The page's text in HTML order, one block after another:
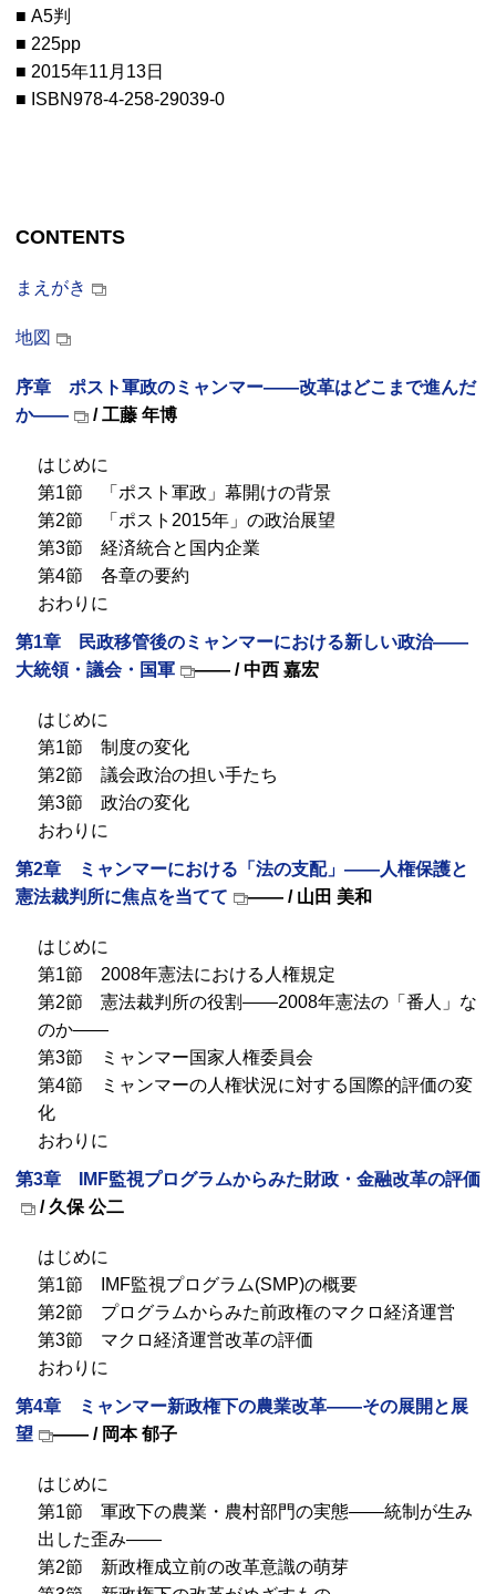
■ A5判
■ 225pp
■ 2015年11月13日
■ ISBN978-4-258-29039-0
CONTENTS
まえがき
地図
序章 ポスト軍政のミャンマー――改革はどこまで進んだ
か――
/ 工藤 年博
はじめに
第1節 「ポスト軍政」幕開けの背景
第2節 「ポスト2015年」の政治展望
第3節 経済統合と国内企業
第4節 各章の要約
おわりに
第1章 民政移管後のミャンマーにおける新しい政治――
大統領・議会・国軍
―― / 中西 嘉宏
はじめに
第1節 制度の変化
第2節 議会政治の担い手たち
第3節 政治の変化
おわりに
第2章 ミャンマーにおける「法の支配」――人権保護と
憲法裁判所に焦点を当てて
―― / 山田 美和
はじめに
第1節 2008年憲法における人権規定
第2節 憲法裁判所の役割――2008年憲法の「番人」な
のか――
第3節 ミャンマー国家人権委員会
第4節 ミャンマーの人権状況に対する国際的評価の変
化
おわりに
第3章 IMF監視プログラムからみた財政・金融改革の評価
/ 久保 公二
はじめに
第1節
IMF監視プログラム(SMP)の概要
第2節 プログラムからみた前政権のマクロ経済運営
第3節 マクロ経済運営改革の評価
おわりに
第4章 ミャンマー新政権下の農業改革――その展開と展
望
―― / 岡本 郁子
はじめに
第1節 軍政下の農業・農村部門の実態――統制が生み
出した歪み――
第2節 新政権成立前の改革意識の萌芽